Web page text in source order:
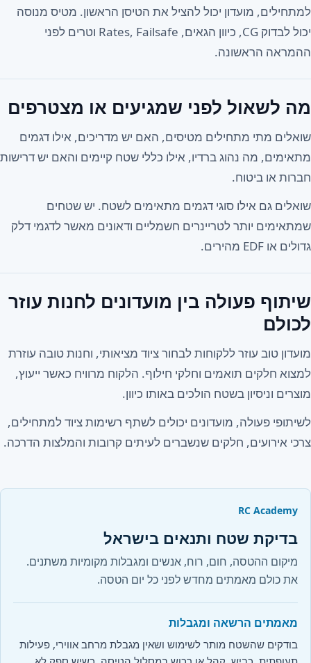
למתחילים, מועדון יכול להציל את הטיסן הראשון. מטיס מנוסה
יכול לבדוק CG, כיוון הגאים, Rates, Failsafe וטרים לפני
ההמראה הראשונה.
מה לשאול לפני שמגיעים או מצטרפים
שואלים מתי מתחילים מטיסים, האם יש מדריכים, אילו דגמים
מתאימים, מה נהוג ברדיו, אילו כללי שטח קיימים והאם יש דרישות
חברות או ביטוח.
שואלים גם אילו סוגי דגמים מתאימים לשטח. יש שטחים
שמתאימים יותר לטריינרים חשמליים ודאונים מאשר לדגמי דלק
גדולים או EDF מהירים.
שיתוף פעולה בין מועדונים לחנות עוזר
לכולם
מועדון טוב עוזר ללקוחות לבחור ציוד מציאותי, וחנות טובה עוזרת
למצוא חלקים תואמים וחלקי חילוף. הלקוח מרוויח כאשר ייעוץ,
מוצרים וניסיון בשטח הולכים באותו כיוון.
לשיתופי פעולה, מועדונים יכולים לשתף רשימות ציוד למתחילים,
צרכי אירועים, חלקים שנשברים לעיתים קרובות והמלצות הדרכה.
RC Academy
בדיקת שטח ותנאים בישראל
מיקום ההטסה, חום, רוח, אנשים ומגבלות מקומיות משתנים.
את כולם מאמתים מחדש לפני כל יום הטסה.
מאמתים הרשאה ומגבלות
בודקים שהשטח מותר לשימוש ושאין מגבלת מרחב אווירי, פעילות